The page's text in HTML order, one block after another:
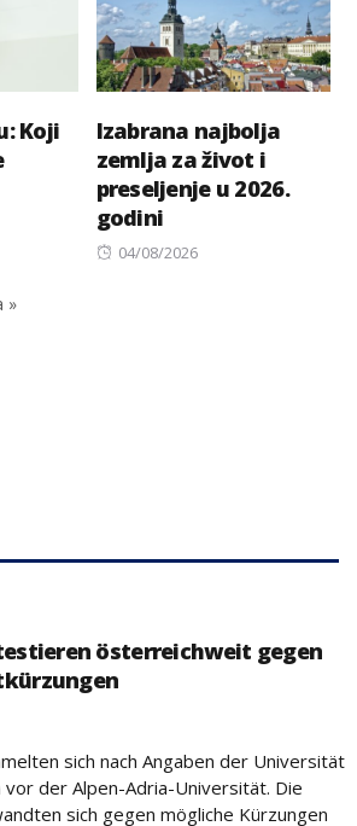
Koji
Izabrana najbolja
zemlja za život i
preseljenje u 2026.
godini
Posted
04/08/2026
»
österreichweit gegen
sich nach Angaben der Universität
der Alpen-Adria-Universität. Die
sich gegen mögliche Kürzungen